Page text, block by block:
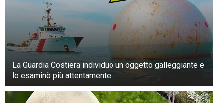
La Guardia Costiera individuò un oggetto galleggiante e
lo esaminò più attentamente